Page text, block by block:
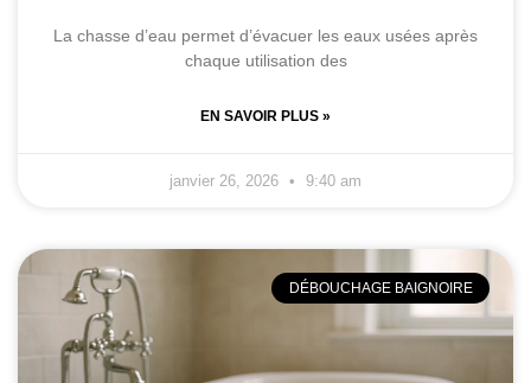
La chasse d’eau permet d’évacuer les eaux usées après
chaque utilisation des
EN SAVOIR PLUS »
janvier 26, 2026 9:40 am
DÉBOUCHAGE BAIGNOIRE